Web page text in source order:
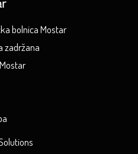
bolnica Mostar
zadržana